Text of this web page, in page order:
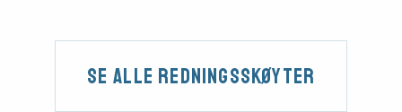
Se alle Redningsskøyter